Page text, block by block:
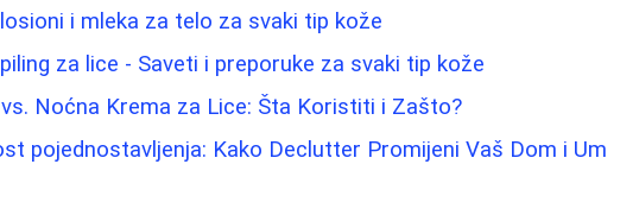
i mleka za telo za svaki tip kože
za lice - Saveti i preporuke za svaki tip kože
vs. Noćna Krema za Lice: Šta Koristiti i Zašto?
pojednostavljenja: Kako Declutter Promijeni Vaš Dom i Um